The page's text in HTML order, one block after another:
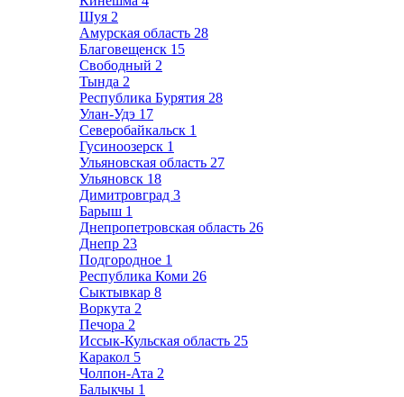
Шуя 2
Амурская область 28
Благовещенск 15
Свободный 2
Тында 2
Республика Бурятия 28
Улан-Удэ 17
Северобайкальск 1
Гусиноозерск 1
Ульяновская область 27
Ульяновск 18
Димитровград 3
Барыш 1
Днепропетровская область 26
Днепр 23
Подгородное 1
Республика Коми 26
Сыктывкар 8
Воркута 2
Печора 2
Иссык-Кульская область 25
Каракол 5
Чолпон-Ата 2
Балыкчы 1